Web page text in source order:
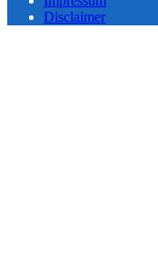
Disclaimer